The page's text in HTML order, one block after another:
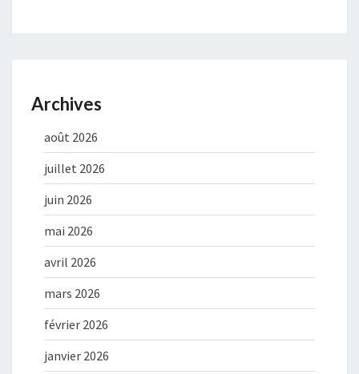
Archives
août 2026
juillet 2026
juin 2026
mai 2026
avril 2026
mars 2026
février 2026
janvier 2026